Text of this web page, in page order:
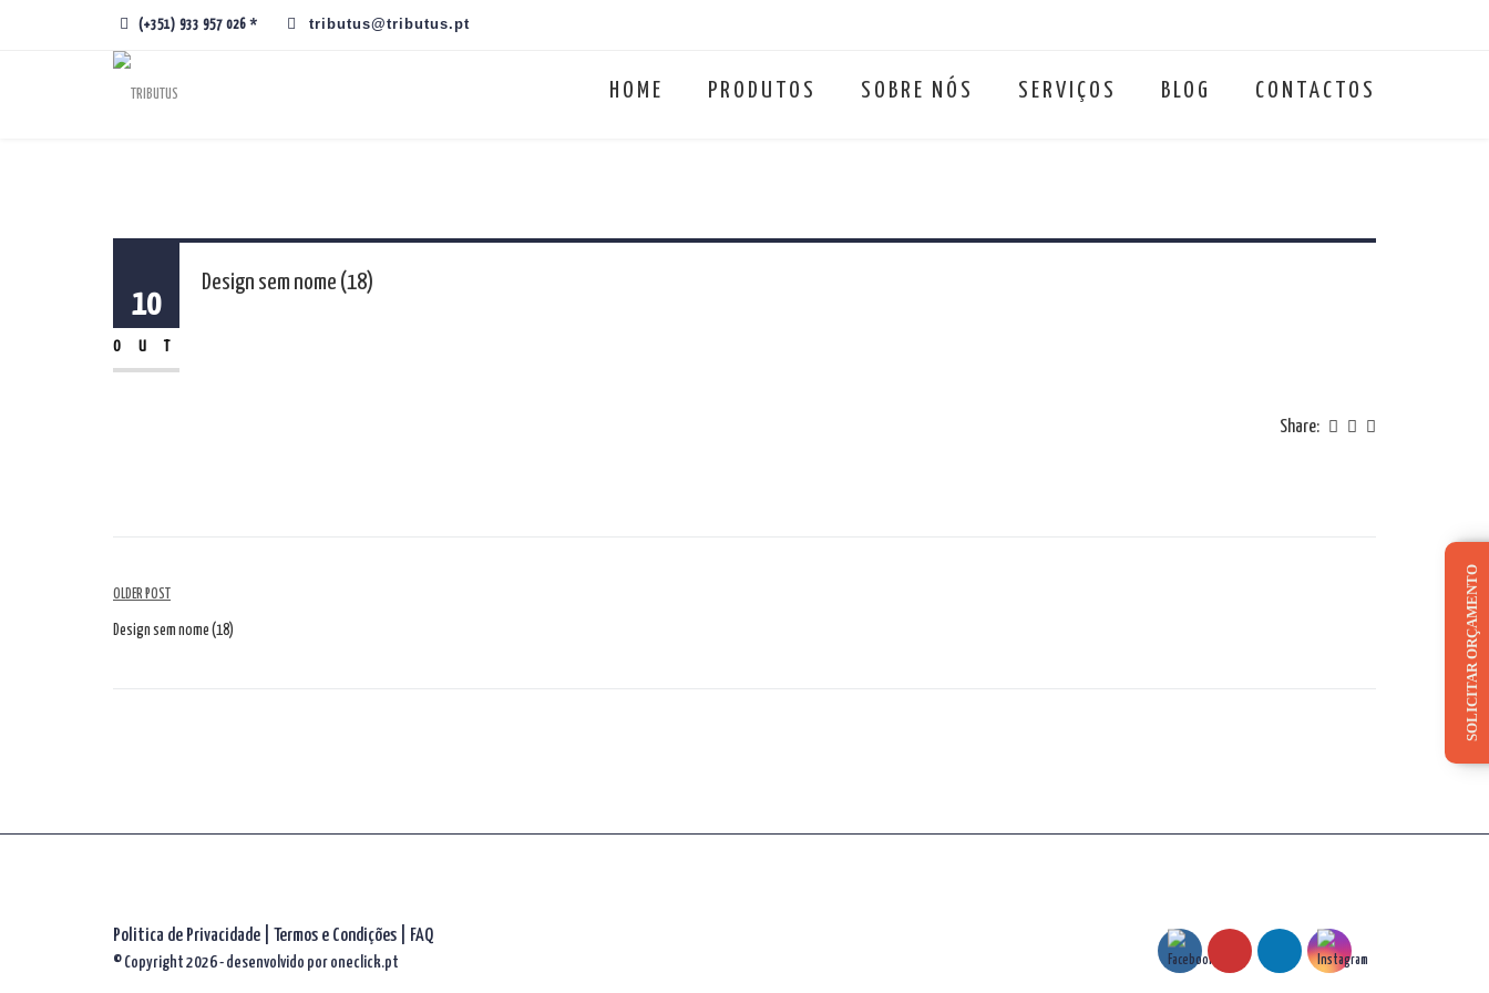
(+351) 933 957 026 * tributus@tributus.pt
HOME PRODUTOS SOBRE NÓS SERVIÇOS BLOG CONTACTOS
10
OUT
Design sem nome (18)
Share:
Navegação
de
OLDER POST
Design sem nome (18)
Politica de Privacidade Termos e Condições FAQ
© Copyright 2026 - desenvolvido por oneclick.pt
SOLICITAR ORÇAMENTO